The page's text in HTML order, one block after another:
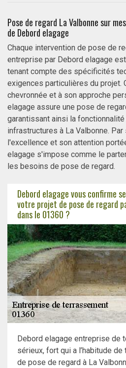
Pose de regard La Valbonne sur
de Debord elagage
Chaque intervention de pose de
entreprise par Debord elagage
tenant compte des spécificités
exigences particulières du projet.
chevronnée et à son approche
elagage assure une pose de
garantissant ainsi la
infrastructures à La Valbonne.
l'excellence et son attention
elagage s'impose comme le
les besoins de pose de regard.
Debord elagage vous confirme
votre projet de pose de regard
dans le 01360 ?
Debord elagage entreprise de
sérieux, fort qui a l’habitude
de pose de regard à La